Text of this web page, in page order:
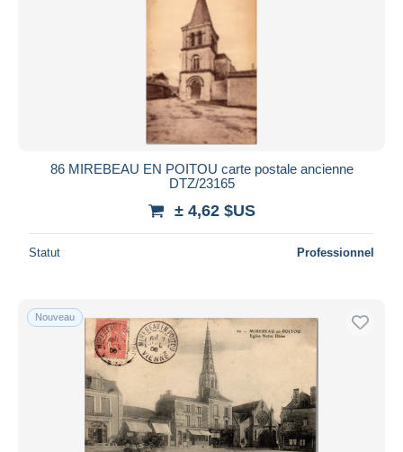
86 MIREBEAU EN POITOU carte postale ancienne
DTZ/23165
± 4,62 $US
Statut Professionnel
Nouveau